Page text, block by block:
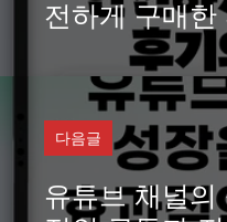
전하게 구매한
다음글
유튜브 채널